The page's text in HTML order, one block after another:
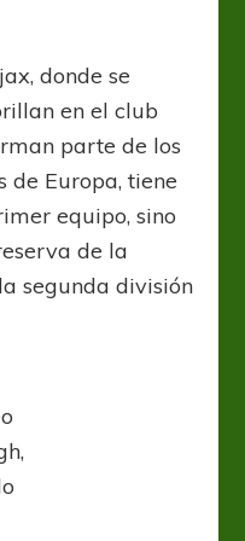
donde se
en el club
parte de los
de Europa, tiene
equipo, sino
de la
segunda división